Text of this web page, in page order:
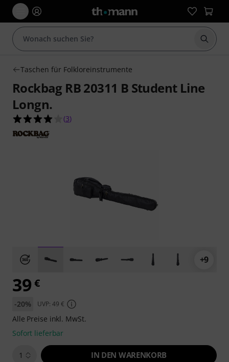
Suche
Taschen für Folkloreinstrumente
Rockbag RB 20311 B Student Line
Longn.
4.0 von 5 Sternen aus 3 Kundenbewertungen
(3)
+9
39 €
-20% UVP: 49 €
Alle Preise inkl. MwSt.
Sofort lieferbar
1 IN DEN WARENKORB